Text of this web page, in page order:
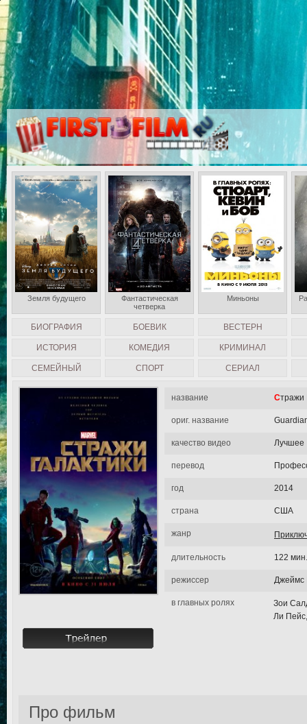
название
ориг. название
качество видео Лучшее
перевод
год 2014
страна США
жанр
длительность 122 мин.
режиссер Джеймс
в главных ролях
Зои
Ли
Про фильм
БИОГРАФИЯ БОЕВИК ВЕСТЕРН
ИСТОРИЯ КОМЕДИЯ КРИМИНАЛ
СЕМЕЙНЫЙ СПОРТ СЕРИАЛ
Земля будущего
Фантастическая
четверка
Миньоны